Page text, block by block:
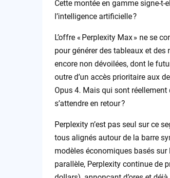
Cette montée en gamme signe-
l’intelligence artificielle ?
L’offre « Perplexity Max » ne se
pour générer des tableaux et
encore non dévoilées, dont le
outre d’un accès prioritaire aux
Opus 4. Mais qui sont
s’attendre en retour ?
Perplexity n’est pas seul sur ce
tous alignés autour de la barre
modèles économiques basés sur
parallèle, Perplexity continue de